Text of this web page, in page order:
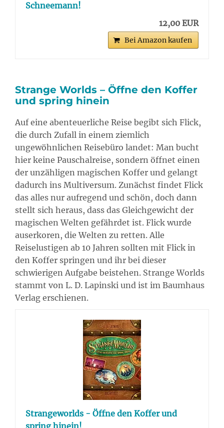
Schneemann!
12,00 EUR
Bei Amazon kaufen
Strange Worlds – Öffne den Koffer
und spring hinein
Auf eine abenteuerliche Reise begibt sich Flick,
die durch Zufall in einem ziemlich
ungewöhnlichen Reisebüro landet: Man bucht
hier keine Pauschalreise, sondern öffnet einen
der unzähligen magischen Koffer und gelangt
dadurch ins Multiversum. Zunächst findet Flick
das alles nur aufregend und schön, doch dann
stellt sich heraus, dass das Gleichgewicht der
magischen Welten gefährdet ist. Flick wurde
auserkoren, die Welten zu retten. Alle
Reiselustigen ab 10 Jahren sollten mit Flick in
den Koffer springen und ihr bei dieser
schwierigen Aufgabe beistehen. Strange Worlds
stammt von L. D. Lapinski und ist im Baumhaus
Verlag erschienen.
Strangeworlds - Öffne den Koffer und